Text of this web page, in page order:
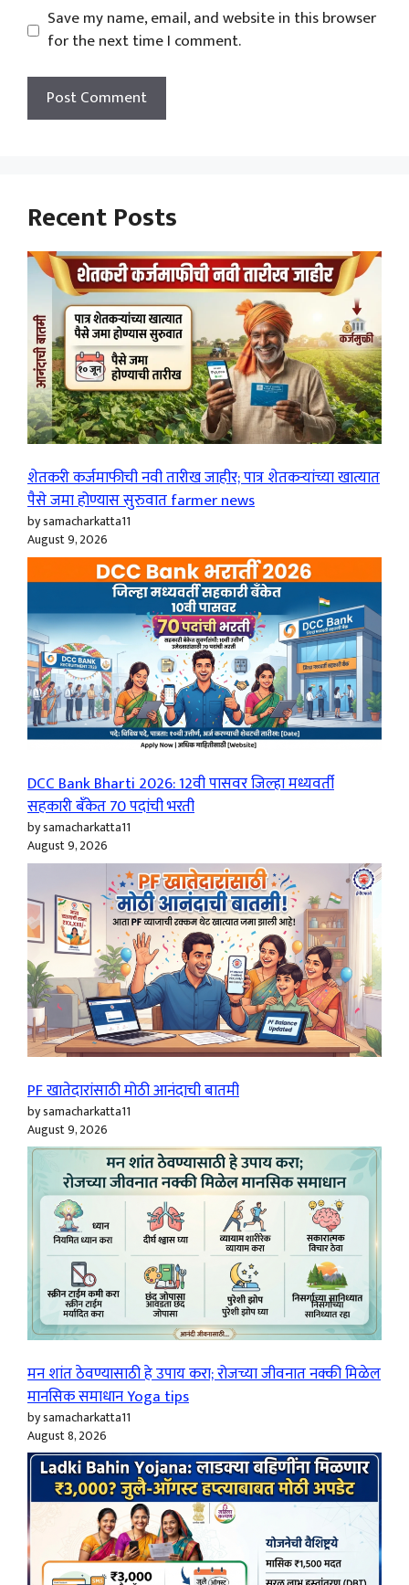
Save my name, email, and website in this browser
for the next time I comment.
Recent Posts
शेतकरी कर्जमाफीची नवी तारीख जाहीर; पात्र शेतकऱ्यांच्या खात्यात
पैसे जमा होण्यास सुरुवात farmer news
by samacharkatta11
August 9, 2026
DCC Bank Bharti 2026: 12वी पासवर जिल्हा मध्यवर्ती
सहकारी बँकेत 70 पदांची भरती
by samacharkatta11
August 9, 2026
PF खातेदारांसाठी मोठी आनंदाची बातमी
by samacharkatta11
August 9, 2026
मन शांत ठेवण्यासाठी हे उपाय करा; रोजच्या जीवनात नक्की मिळेल
मानसिक समाधान Yoga tips
by samacharkatta11
August 8, 2026